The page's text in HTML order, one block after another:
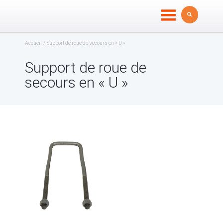
Accueil Support de roue de secours en « U »
Support de roue de
secours en « U »